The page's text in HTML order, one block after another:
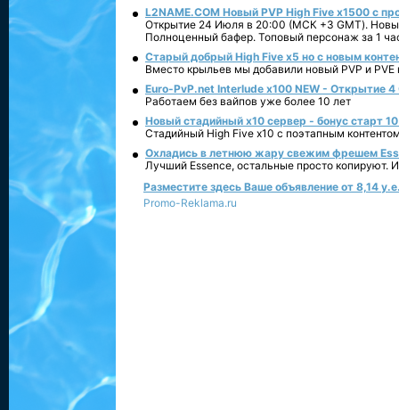
L2NAME.COM Новый PVP High Five x1500 с
Открытие 24 Июля в 20:00 (МСК +3 GMT).
Полноценный бафер. Топовый персонаж за 1
Старый добрый High Five x5 но с новым
Вместо крыльев мы добавили новый PVP и PVE
Euro-PvP.net Interlude х100 NEW - Открытие 4
Работаем без вайпов уже более 10 лет
Новый стадийный х10 сервер - бонус старт
Стадийный High Five x10 с поэтапным
Охладись в летнюю жару свежим фрешем
Лучший Essence, остальные просто копируют.
Разместите здесь Ваше объявление от 8,14
Promo-Reklama.ru